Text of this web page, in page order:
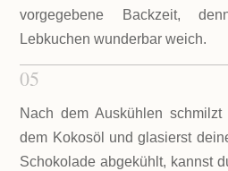
vorgegebene Backzeit,
Lebkuchen wunderbar weich.
05
Nach dem Auskühlen
dem Kokosöl und glasierst
Schokolade abgekühlt, kannst